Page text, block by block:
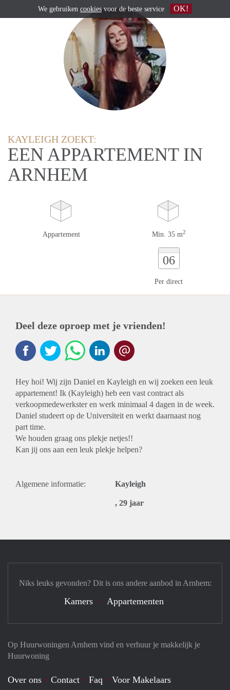
KAYLEIGH ZOEKT:
EEN APPARTEMENT IN
ARNHEM
Appartement Min. 35 m2
06
Per direct
Deel deze oproep met je vrienden!
Hey hoi! Wij zijn Daniel en Kayleigh en wij zoeken een leuk
appartement! Ik (Kayleigh) heb een vast contract als
verkoopmedewerkster en werk minimaal 4 dagen in de week.
Daniel studeert op de Universiteit en werkt daarnaast nog
part time.
We houden graag ons plekje netjes!!
Kan jij ons aan een leuk plekje helpen?
Algemene informatie: Kayleigh
, 29 jaar
Op Huurwoningen Arnhem vind en verhuur je makkelijk je
Huurwoning
Over ons Contact Faq Voor Makelaars
Niks leuks gevonden? Dit is ons andere aanbod in Arnhem:
Kamers Appartementen
We gebruiken cookiesvoor de beste service OK!